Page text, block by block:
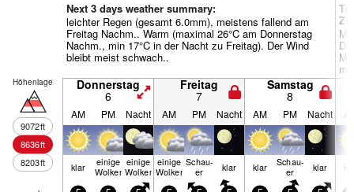
Next 3 days weather summary:
leichter Regen (gesamt 6.0mm), meistens fallend am
Freitag Nachm.. Warm (maximal 26°C am Donnerstag
Nachm., min 17°C in der Nacht zu Freitag). Der Wind
bleibt meist schwach..
Höhenlage
9072ft
8636ft
8203ft
Donnerstag
6
Freitag
7
Samstag
8
AM PM Nacht AM PM Nacht AM PM Nacht
klar einige
Wolken
einige
Wolken
einige
Wolken
Schau­
er klar klar Schau­
er klar